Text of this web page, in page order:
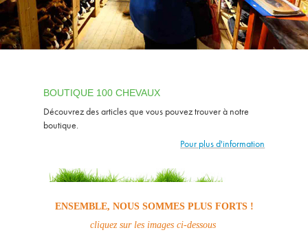
BOUTIQUE 100 CHEVAUX
Découvrez des articles que vous pouvez trouver à notre
boutique.
Pour plus d'information
ENSEMBLE, NOUS SOMMES PLUS FORTS !
cliquez sur les images ci-dessous